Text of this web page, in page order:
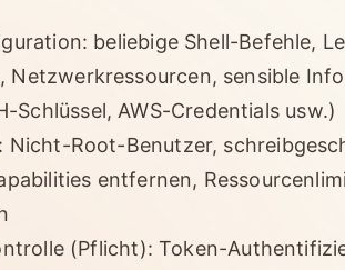
beliebige Shell-Befehle,
Netzwerkressourcen, sensible
Schlüssel, AWS-Credentials usw.)
Nicht-Root-Benutzer,
entfernen,
(Pflicht): Token-